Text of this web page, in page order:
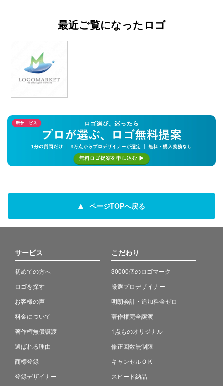
最近ご覧になったロゴ
ページTOPへ戻る
サービス
初めての方へ
ロゴを探す
お客様の声
料金について
著作権無償譲渡
選ばれる理由
商標登録
登録デザイナー
こだわり
30000個のロゴマーク
厳選プロデザイナー
明朗会計・追加料金ゼロ
著作権完全譲渡
1点ものオリジナル
修正回数無制限
キャンセルＯＫ
スピード納品